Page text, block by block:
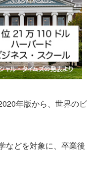
年版から、世界のビ
などを対象に、卒業後